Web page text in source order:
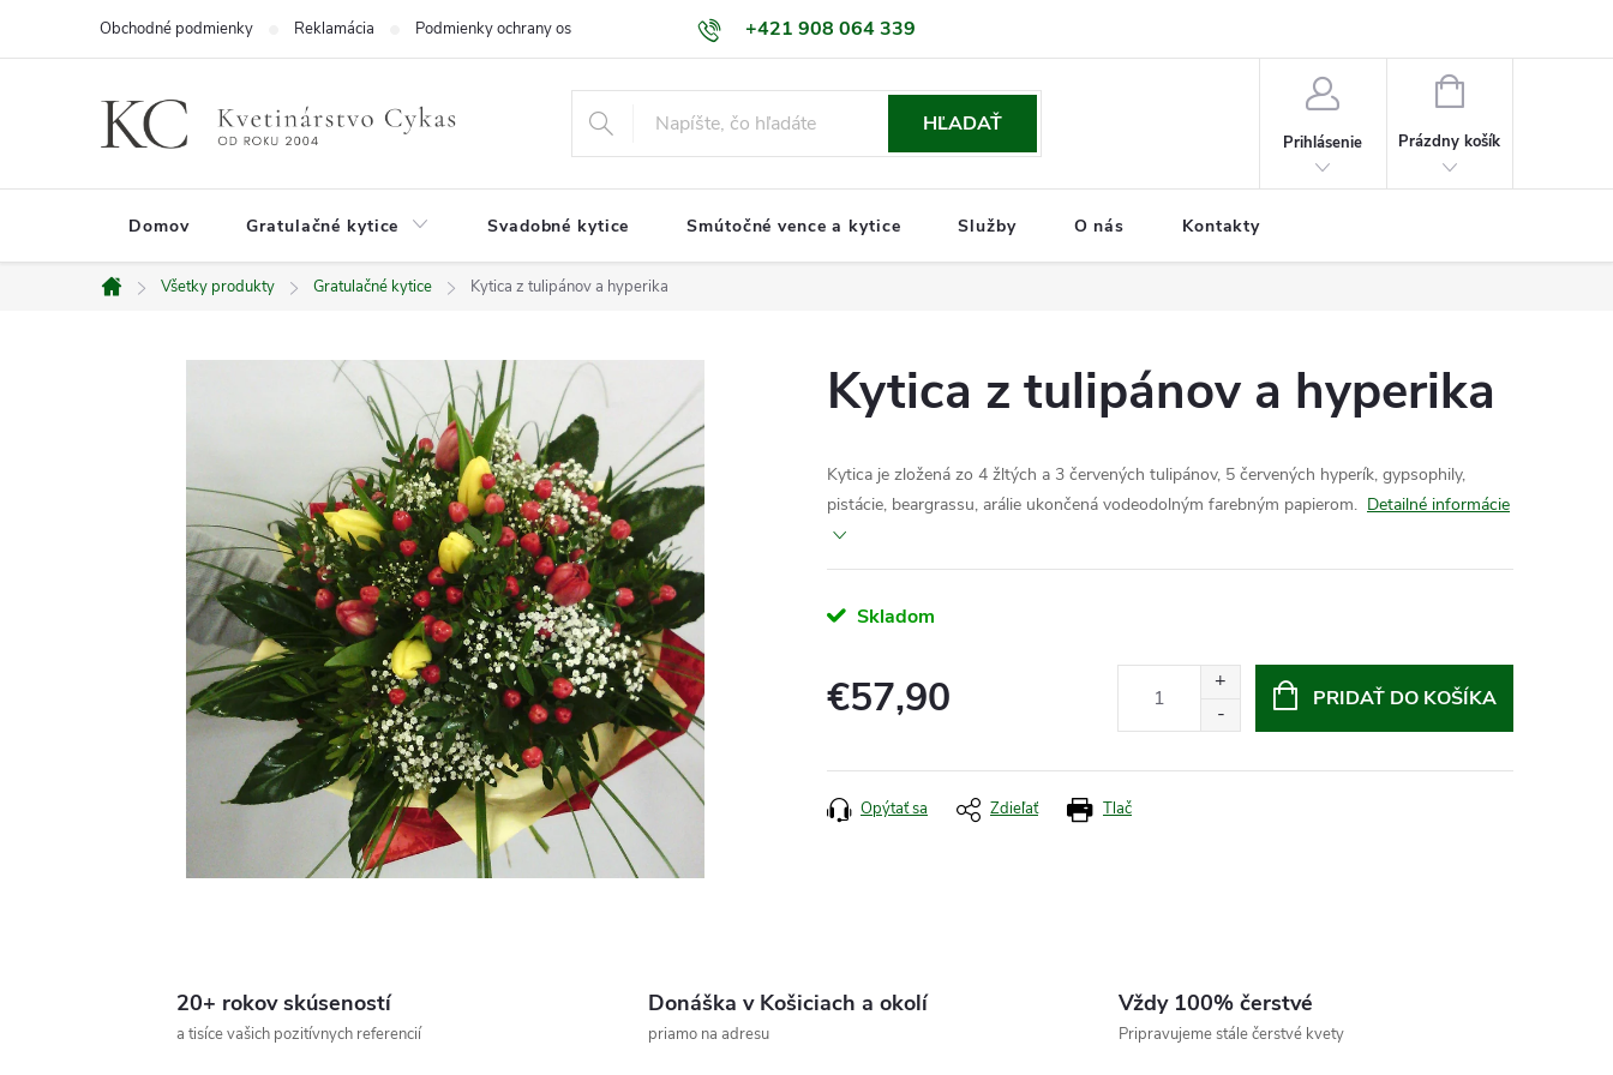
+421 908 064 339
Obchodné podmienky Reklamácia Podmienky ochrany osobných údajov GDPR Naša predajňa Kontakty
HĽADAŤ
Prihlásenie
NÁKUPNÝ
Prázdny košík
Domov Gratulačné kytice Svadobné kytice Smútočné vence a kytice Služby O nás Kontakty
Domov
Všetky produkty Gratulačné kytice Kytica z tulipánov a hyperika
Kytica z tulipánov a hyperika
Kytica je zložená zo 4 žltých a 3 červených tulipánov, 5 červených hyperík, gypsophily,
pistácie, beargrassu, arálie ukončená vodeodolným farebným papierom. Detailné informácie
Skladom
€57,90 PRIDAŤ DO KOŠÍKA
Tlač
Opýtať sa Zdieľať
20+ rokov skúseností
a tisíce vašich pozitívnych referencií
Donáška v Košiciach a okolí
priamo na adresu
Vždy 100% čerstvé
Pripravujeme stále čerstvé kvety